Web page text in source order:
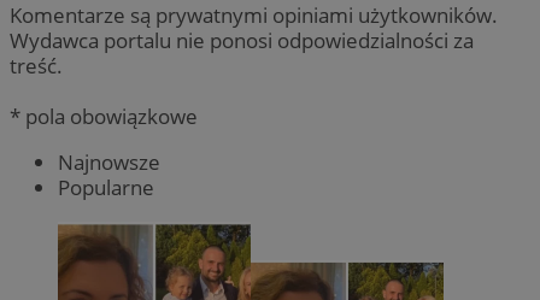
Komentarze są prywatnymi opiniami użytkowników.
Wydawca portalu nie ponosi odpowiedzialności za
treść.
* pola obowiązkowe
Najnowsze
Popularne